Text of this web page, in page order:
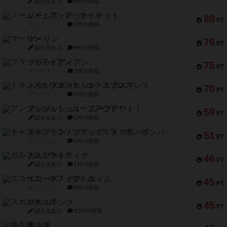
88 PT
ノームズ・アット・ナイト
1件の投稿
76 PT
マーリン
紹介文あり 6件の投稿
75 PT
フラットアイアン
2件の投稿
70 PT
トランスオリエント・エクスプレス
1件の投稿
59 PT
アンブッシュ！：ムーブアウト！
紹介文あり 1件の投稿
51 PT
キャプテン・フリップ：イスラ・ボンバ
2件の投稿
46 PT
ガルフストライク
紹介文あり 1件の投稿
45 PT
エコーズ・オブ・タイム
8件の投稿
45 PT
スカルキング
紹介文あり 12件の投稿
海兵隊